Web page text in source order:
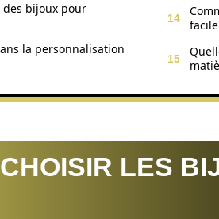
bijoux pour
la personnalisation
LES